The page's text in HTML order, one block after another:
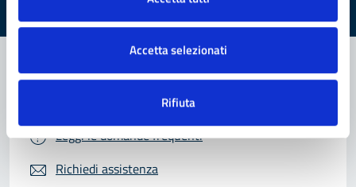
Accetta selezionati
Rifiuta
Leggi le domande frequenti
Richiedi assistenza